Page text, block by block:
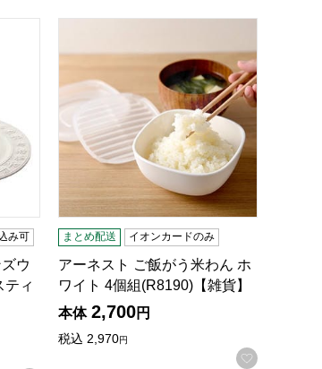
み可
ウ
ティ
まとめ配送 イオンカードのみ
アーネスト ご飯がう米わん ホ
ワイト 4個組(R8190)【雑貨】
本体 2,700円
税込 2,970円
お気に入